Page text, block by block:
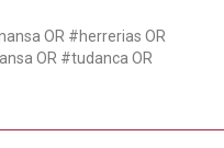
OR #herrerias OR
OR #tudanca OR